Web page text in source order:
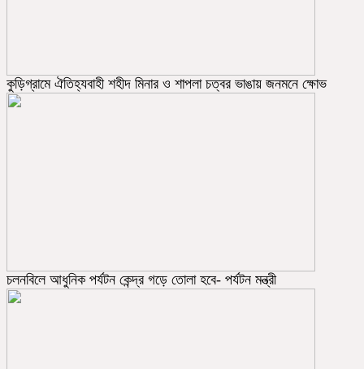
কুড়িগ্রামে ঐতিহ্যবাহী শহীদ মিনার ও শাপলা চত্বর ভাঙায় জনমনে ক্ষোভ
চলনবিলে আধুনিক পর্যটন কেন্দ্র গড়ে তোলা হবে- পর্যটন মন্ত্রী